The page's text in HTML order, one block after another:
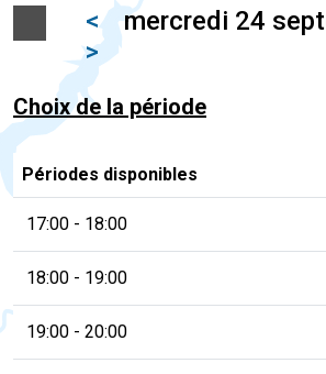
< mercredi 24
>
Choix de la période
Périodes disponibles
17:00 - 18:00
18:00 - 19:00
19:00 - 20:00